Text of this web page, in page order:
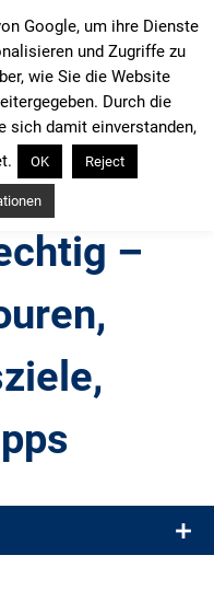
–
Ein Blog für alle, die gern
Google, um ihre Dienste
und Zugriffe zu
wie Sie die Website
Durch die
sich damit einverstanden,
OK Reject